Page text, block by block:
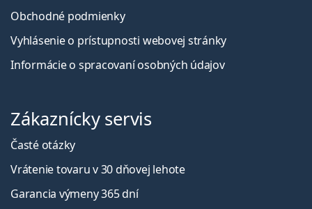
Obchodné podmienky
Vyhlásenie o prístupnosti webovej stránky
Informácie o spracovaní osobných údajov
Zákaznícky servis
Časté otázky
Vrátenie tovaru v 30 dňovej lehote
Garancia výmeny 365 dní